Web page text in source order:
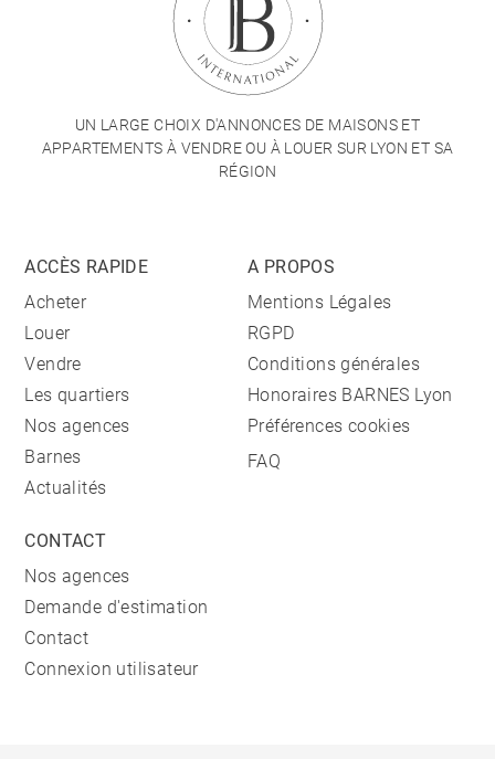
UN LARGE CHOIX D'ANNONCES DE MAISONS ET
APPARTEMENTS À VENDRE OU À LOUER SUR LYON ET SA
RÉGION
ACCÈS RAPIDE
Acheter
Louer
Vendre
Les quartiers
Nos agences
Barnes
Actualités
A PROPOS
Mentions Légales
RGPD
Conditions générales
Honoraires BARNES Lyon
Préférences cookies
FAQ
CONTACT
Nos agences
Demande d'estimation
Contact
Connexion utilisateur